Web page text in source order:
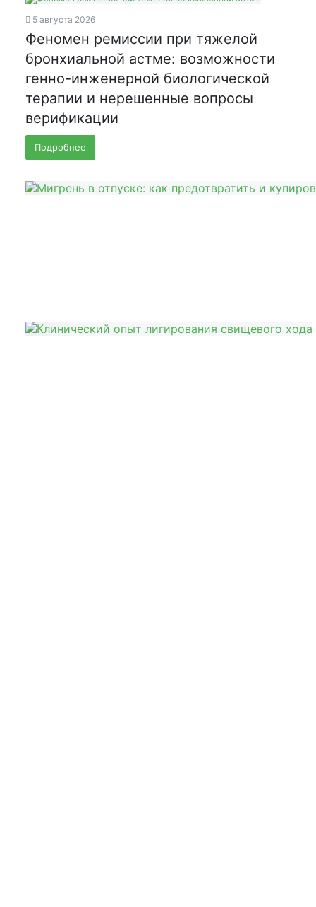
5 августа 2026
Феномен ремиссии при тяжелой
бронхиальной астме: возможности
генно-инженерной биологической
терапии и нерешенные вопросы
верификации
Подробнее